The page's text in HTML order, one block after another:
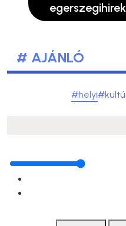
# AJÁNLÓ
#helyi